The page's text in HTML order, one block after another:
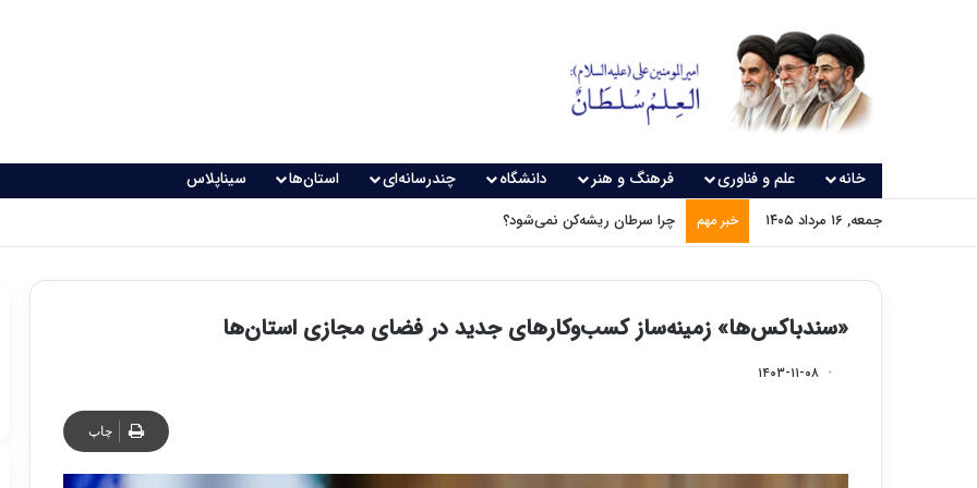
خانه علم و فناوری فرهنگ و هنر دانشگاه چندرسانه‌ای استان‌ها سیناپلاس
جمعه, ۱۶ مرداد ۱۴۰۵ خبر مهم چرا سرطان ریشه‌کن نمی‌شود؟
«سندباکس‌ها» زمینه‌ساز کسب‌وکارهای جدید در فضای مجازی استان‌ها
۱۴۰۳-۱۱-۰۸
چاپ